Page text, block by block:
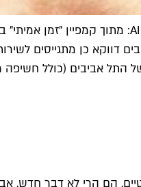
כן מתגייסים
התל אביבים (כולל